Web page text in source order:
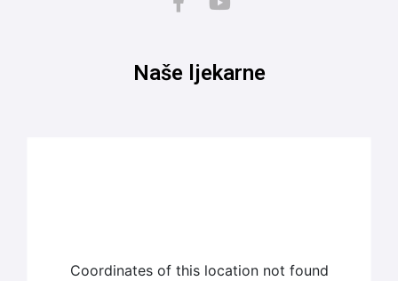
Naše ljekarne
Coordinates of this location not found